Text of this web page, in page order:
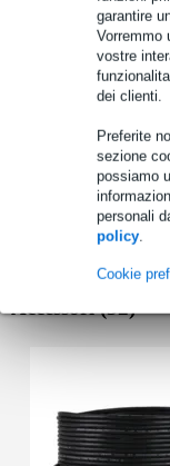
garantire
Vorremmo
vostre
dei clienti.
Preferite
sezione
possiamo
personali
policy.
Cookie
Accessori (32)